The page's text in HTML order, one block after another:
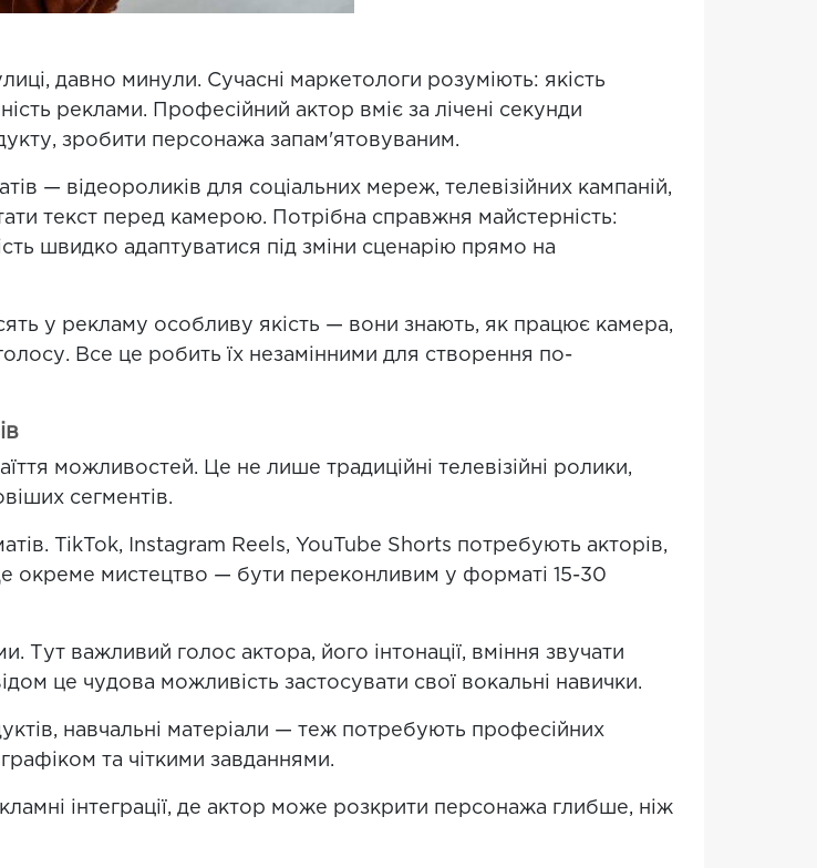
давно минули. Сучасні маркетологи розуміють: якість
реклами. Професійний актор вміє за лічені секунди
зробити персонажа запам'ятовуваним.
— відеороликів для соціальних мереж, телевізійних кампаній,
текст перед камерою. Потрібна справжня майстерність:
швидко адаптуватися під зміни сценарію прямо на
у рекламу особливу якість — вони знають, як працює камера,
Все це робить їх незамінними для створення по-
можливостей. Це не лише традиційні телевізійні ролики,
сегментів.
TikTok, Instagram Reels, YouTube Shorts потребують акторів,
окреме мистецтво — бути переконливим у форматі 15-30
Тут важливий голос актора, його інтонації, вміння звучати
це чудова можливість застосувати свої вокальні навички.
навчальні матеріали — теж потребують професійних
та чіткими завданнями.
інтеграції, де актор може розкрити персонажа глибше, ніж